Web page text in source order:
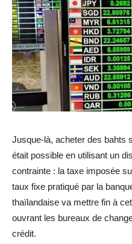
Jusque-là, acheter des bahts
était possible en utilisant un
contrainte : la taxe imposée
taux fixe pratiqué par la
thaïlandaise va mettre fin à
ouvrant les bureaux de
crédit.